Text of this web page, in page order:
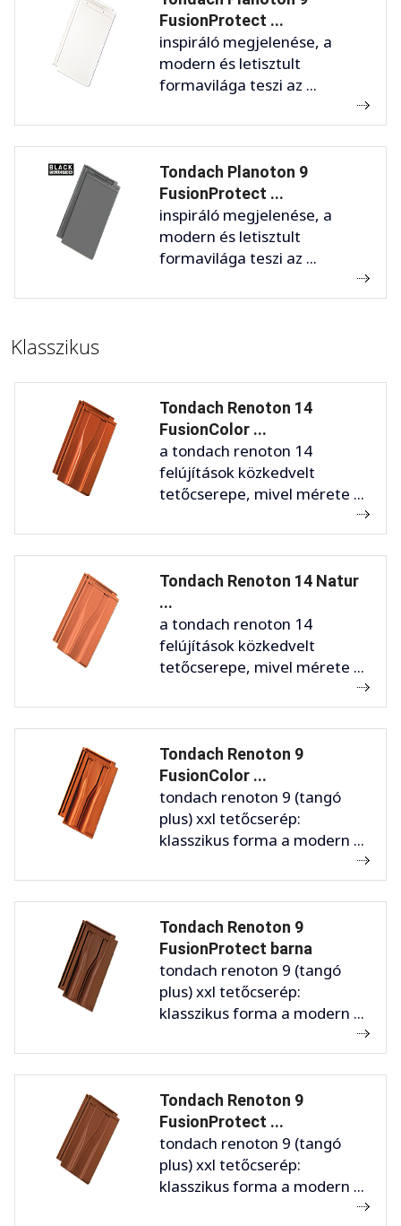
FusionProtect ...
inspiráló megjelenése, a
modern és letisztult
formavilága teszi az ...
Tondach Planoton 9
FusionProtect ...
inspiráló megjelenése, a
modern és letisztult
formavilága teszi az ...
Klasszikus
Tondach Renoton 14
FusionColor ...
a tondach renoton 14
felújítások közkedvelt
tetőcserepe, mivel mérete ...
Tondach Renoton 14 Natur
...
a tondach renoton 14
felújítások közkedvelt
tetőcserepe, mivel mérete ...
Tondach Renoton 9
FusionColor ...
tondach renoton 9 (tangó
plus) xxl tetőcserép:
klasszikus forma a modern ...
Tondach Renoton 9
FusionProtect barna
tondach renoton 9 (tangó
plus) xxl tetőcserép:
klasszikus forma a modern ...
Tondach Renoton 9
FusionProtect ...
tondach renoton 9 (tangó
plus) xxl tetőcserép:
klasszikus forma a modern ...